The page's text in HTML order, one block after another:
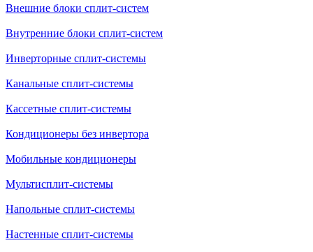
Внешние блоки сплит-систем
Внутренние блоки сплит-систем
Инверторные сплит-системы
Канальные сплит-системы
Кассетные сплит-системы
Кондиционеры без инвертора
Мобильные кондиционеры
Мультисплит-системы
Напольные сплит-системы
Настенные сплит-системы